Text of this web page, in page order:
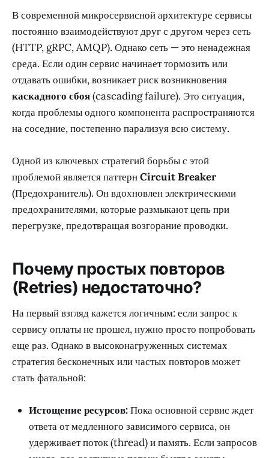
В современной микросервисной архитектуре сервисы
постоянно взаимодействуют друг с другом через сеть
(HTTP, gRPC, AMQP). Однако сеть — это ненадежная
среда. Если один сервис начинает тормозить или
отдавать ошибки, возникает риск возникновения
каскадного сбоя(cascading failure). Это ситуация,
когда проблемы одного компонента распространяются
на соседние, постепенно парализуя всю систему.
Одной из ключевых стратегий борьбы с этой
проблемой является паттернCircuit Breaker
(Предохранитель). Он вдохновлен электрическими
предохранителями, которые размыкают цепь при
перегрузке, предотвращая возгорание проводки.
Почему простых повторов
(Retries) недостаточно?
На первый взгляд кажется логичным: если запрос к
сервису оплаты не прошел, нужно просто попробовать
еще раз. Однако в высоконагруженных системах
стратегия бесконечных или частых повторов может
стать фатальной:
Истощение ресурсов:Пока основной сервис ждет
ответа от медленного зависимого сервиса, он
удерживает поток (thread) и память. Если запросов